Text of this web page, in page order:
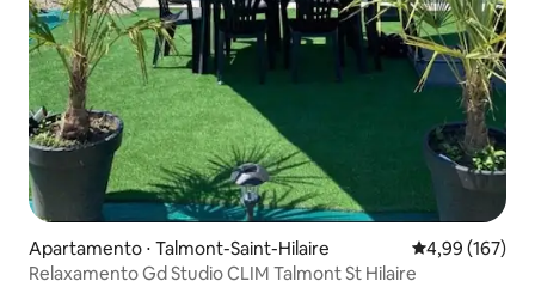
Apartamento ⋅ Talmont-Saint-Hilaire 4,99 de uma
4,99 (167)
Relaxamento Gd Studio CLIM Talmont St Hilaire